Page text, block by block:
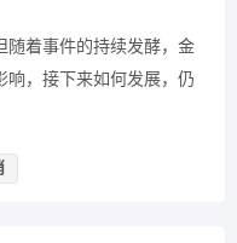
随着事件的持续发酵，金
响，接下来如何发展，仍